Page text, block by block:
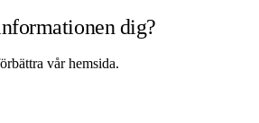
dig?
vår hemsida.